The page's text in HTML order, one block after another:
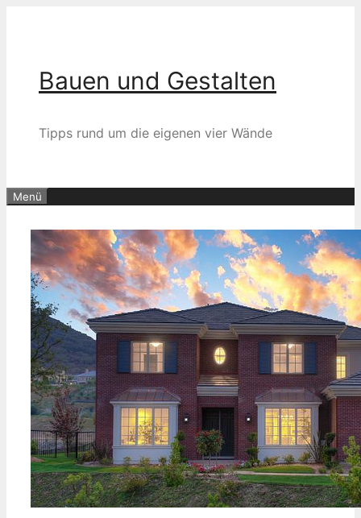
Bauen und Gestalten
Tipps rund um die eigenen vier Wände
Menü